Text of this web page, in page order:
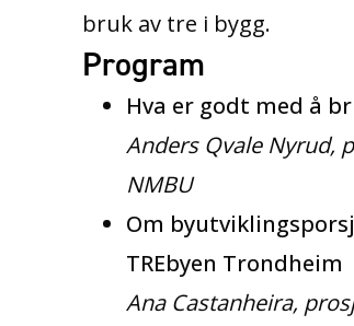
bruk av tre i bygg.
Program
Hva er godt med å
Anders Qvale Nyrud,
NMBU
Om
TREbyen Trondheim
Ana Castanheira,